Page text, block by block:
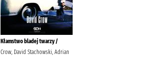
Kłamstwo bladej twarzy /
Crow, David Stachowski, Adrian